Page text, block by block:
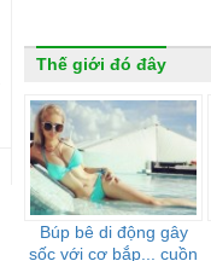
Thế giới đó đây
Búp bê di động gây
sốc với cơ bắp... cuồn